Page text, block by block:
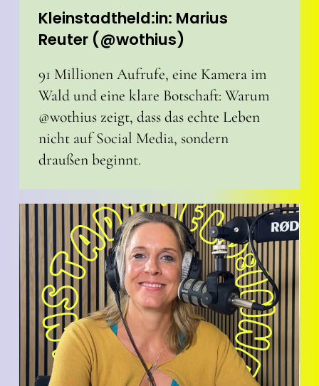
Kleinstadtheld:in: Marius
Reuter (@wothius)
91 Millionen Aufrufe, eine Kamera im
Wald und eine klare Botschaft: Warum
@wothius zeigt, dass das echte Leben
nicht auf Social Media, sondern
draußen beginnt.